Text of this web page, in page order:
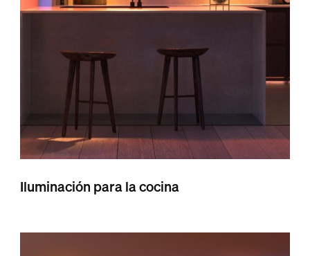
Iluminación para la cocina